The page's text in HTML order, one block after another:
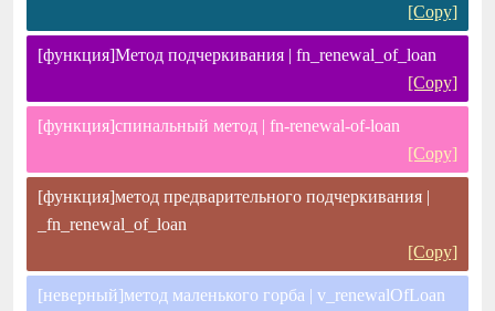
[Copy]
[функция]Метод подчеркивания | fn_renewal_of_loan
[Copy]
[функция]спинальный метод | fn-renewal-of-loan
[Copy]
[функция]метод предварительного подчеркивания |
_fn_renewal_of_loan
[Copy]
[неверный]метод маленького горба | v_renewalOfLoan